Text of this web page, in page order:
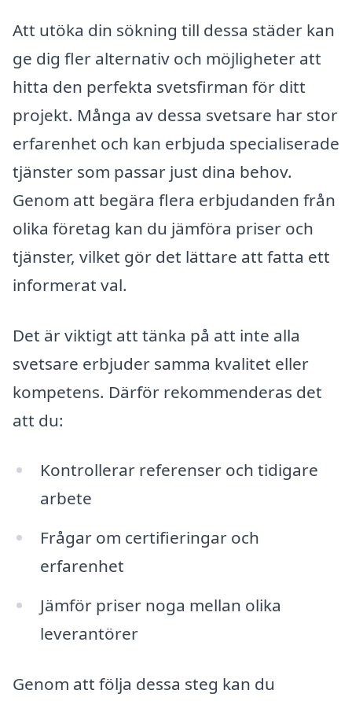
Att utöka din sökning till dessa städer kan
ge dig fler alternativ och möjligheter att
hitta den perfekta svetsfirman för ditt
projekt. Många av dessa svetsare har stor
erfarenhet och kan erbjuda specialiserade
tjänster som passar just dina behov.
Genom att begära flera erbjudanden från
olika företag kan du jämföra priser och
tjänster, vilket gör det lättare att fatta ett
informerat val.
Det är viktigt att tänka på att inte alla
svetsare erbjuder samma kvalitet eller
kompetens. Därför rekommenderas det
att du:
Kontrollerar referenser och tidigare
arbete
Frågar om certifieringar och
erfarenhet
Jämför priser noga mellan olika
leverantörer
Genom att följa dessa steg kan du